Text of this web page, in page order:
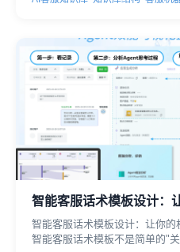
智能客服话术模板设计：
智能客服话术模板设计：让你
智能客服话术模板不是简单的"